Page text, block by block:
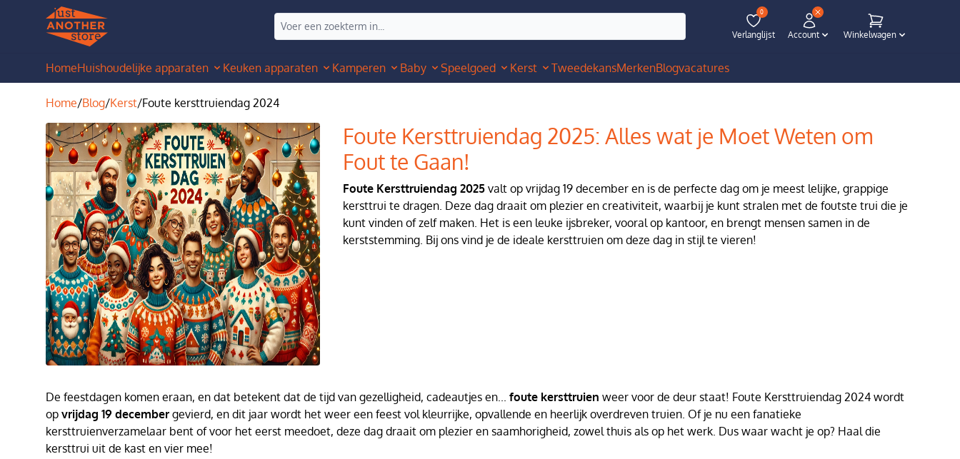
0
Verlanglijst Account Winkelwagen
HomeHuishoudelijke apparaten Keuken apparaten Kamperen Baby Speelgoed Kerst TweedekansMerkenBlogvacatures
Home/Blog/Kerst/Foute kersttruiendag 2024
Foute Kersttruiendag 2025: Alles wat je Moet Weten om
Fout te Gaan!
Foute Kersttruiendag 2025 valt op vrijdag 19 december en is de perfecte dag om je meest lelijke, grappige
kersttrui te dragen. Deze dag draait om plezier en creativiteit, waarbij je kunt stralen met de foutste trui die je
kunt vinden of zelf maken. Het is een leuke ijsbreker, vooral op kantoor, en brengt mensen samen in de
kerststemming. Bij ons vind je de ideale kersttruien om deze dag in stijl te vieren!
De feestdagen komen eraan, en dat betekent dat de tijd van gezelligheid, cadeautjes en... foute kersttruien weer voor de deur staat! Foute Kersttruiendag 2024 wordt
op vrijdag 19 december gevierd, en dit jaar wordt het weer een feest vol kleurrijke, opvallende en heerlijk overdreven truien. Of je nu een fanatieke
kersttruienverzamelaar bent of voor het eerst meedoet, deze dag draait om plezier en saamhorigheid, zowel thuis als op het werk. Dus waar wacht je op? Haal die
kersttrui uit de kast en vier mee!